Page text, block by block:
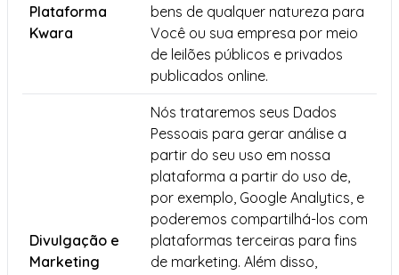
Plataforma
Kwara
bens de qualquer natureza para
Você ou sua empresa por meio
de leilões públicos e privados
publicados online.
Divulgação e
Marketing
Nós trataremos seus Dados
Pessoais para gerar análise a
partir do seu uso em nossa
plataforma a partir do uso de,
por exemplo, Google Analytics, e
poderemos compartilhá-los com
plataformas terceiras para fins
de marketing. Além disso,